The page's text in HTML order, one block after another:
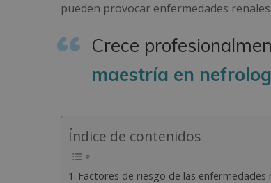
pueden provocar enfermedades
Crece
maestría en
Índice de contenidos
Factores de riesgo de las enfermedades